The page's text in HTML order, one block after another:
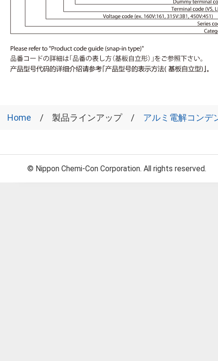
Home 製品ラインアップ アルミ電解コンデ
© Nippon Chemi-Con Corporation. All rights reserved.